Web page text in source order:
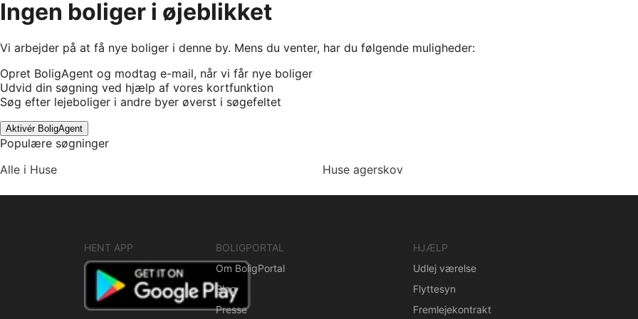
Ingen boliger i øjeblikket
Vi arbejder på at få nye boliger i denne by. Mens du venter, har du følgende muligheder:
Opret BoligAgent og modtag e-mail, når vi får nye boliger
Udvid din søgning ved hjælp af vores kortfunktion
Søg efter lejeboliger i andre byer øverst i søgefeltet
Aktivér BoligAgent
Populære søgninger
Alle i Huse
Huse agerskov
HENT APP
BOLIGPORTAL
Om BoligPortal
Blog
Presse
HJÆLP
Udlej værelse
Flyttesyn
Fremlejekontrakt